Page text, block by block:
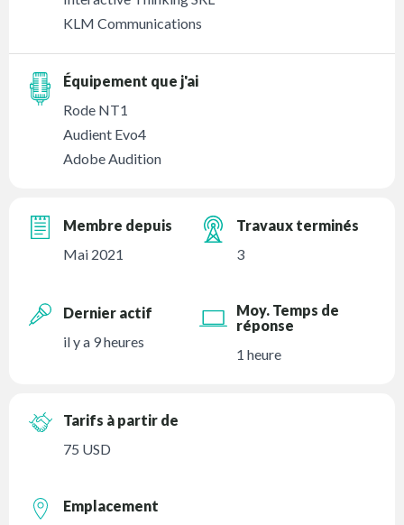
KLM Communications
Équipement que j'ai
Rode NT1
Audient Evo4
Adobe Audition
Membre depuis
Mai 2021
Travaux terminés
3
Dernier actif
il y a 9 heures
Moy. Temps de
réponse
1 heure
Tarifs à partir de
75 USD
Emplacement